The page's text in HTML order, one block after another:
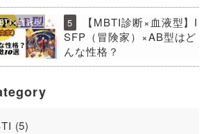
血液型 5
【MBTI診断×血液型】I
SFP（冒険家）×AB型はど
んな性格？
(5)